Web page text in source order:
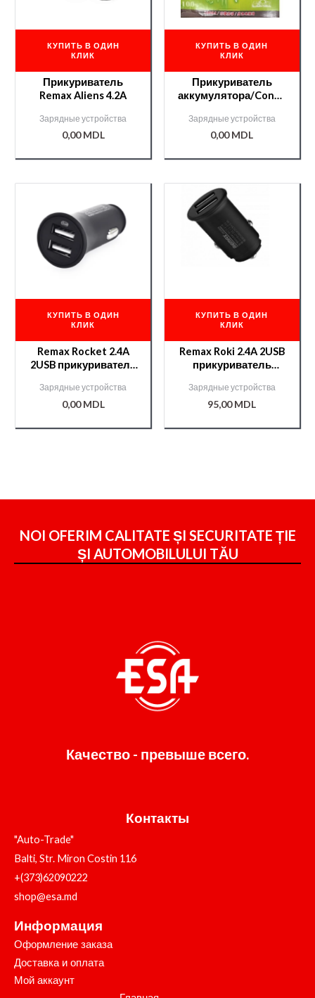
КУПИТЬ В ОДИН
КЛИК
Прикуриватель
Remax Aliens 4.2A
Зарядные устройства
0,00MDL
КУПИТЬ В ОДИН
КЛИК
Прикуриватель
аккумулятора/Conex
Зарядные устройства
0,00MDL
КУПИТЬ В ОДИН
КЛИК
Remax Rocket 2.4A
2USB прикуриватель
Зарядные устройства
0,00MDL
КУПИТЬ В ОДИН
КЛИК
Remax Roki 2.4A 2USB
прикуриватель
Зарядные устройства
95,00MDL
NOI OFERIM CALITATE ȘI SECURITATE ȚIE
ȘI AUTOMOBILULUI TĂU
Качество - превыше всего.
Контакты
"Auto-Trade"
Balti, Str. Miron Costin 116
+(373)62090222
shop@esa.md
Информация
Оформление заказа
Доставка и оплата
Мой аккаунт